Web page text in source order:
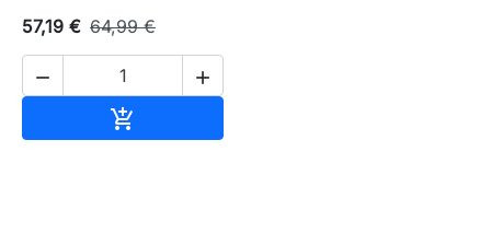
57,19 € 64,99 €
 
